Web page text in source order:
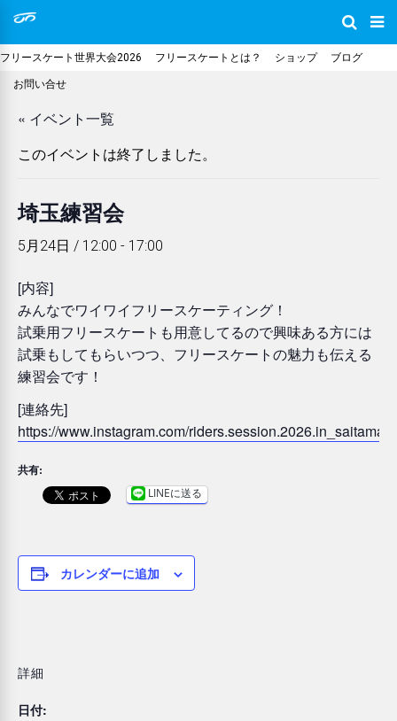
フリースケート世界大会2026 フリースケートとは？ ショップ ブログ
お問い合せ
« イベント一覧
このイベントは終了しました。
埼玉練習会
5月24日 / 12:00 - 17:00
[内容]
みんなでワイワイフリースケーティング！
試乗用フリースケートも用意してるので興味ある方には
試乗もしてもらいつつ、フリースケートの魅力も伝える
練習会です！
[連絡先]
https://www.instagram.com/riders.session.2026.in_saitama
共有:
LINEに送る
カレンダーに追加
詳細
日付: